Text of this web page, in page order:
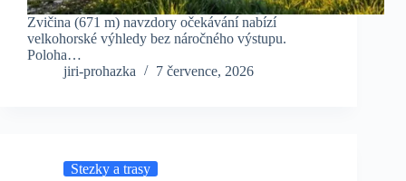
Zvičina (671 m) navzdory očekávání nabízí
velkohorské výhledy bez náročného výstupu.
Poloha…
jiri-prohazka
7 července, 2026
Stezky a trasy